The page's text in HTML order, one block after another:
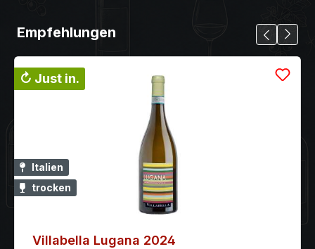
Empfehlungen
↻ Just in.
Italien
trocken
Villabella Lugana 2024